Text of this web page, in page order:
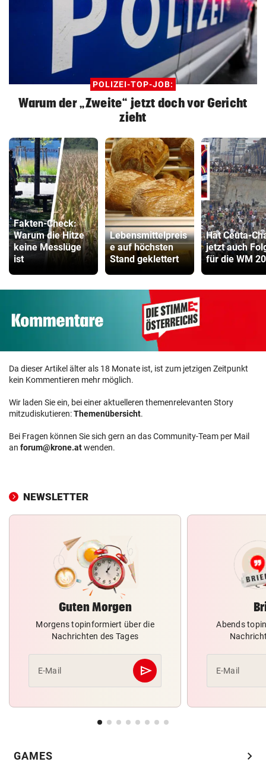
POLIZEI-TOP-JOB:
Warum der „Zweite“ jetzt doch vor Gericht
zieht
Fakten-Check:
Warum die Hitze
keine Messlüge
ist
Lebensmittelpreis
e auf höchsten
Stand geklettert
Hat Ceuta-
jetzt auch
für die WM
Da dieser Artikel älter als 18 Monate ist, ist zum jetzigen Zeitpunkt
kein Kommentieren mehr möglich.
Wir laden Sie ein, bei einer aktuelleren themenrelevanten Story
mitzudiskutieren:Themenübersicht.
Bei Fragen können Sie sich gern an das Community-Team per Mail
an forum@krone.atwenden.
NEWSLETTER
Guten Morgen
Morgens topinformiert über die
Nachrichten des Tages
E-Mail send
Abschicken
Abends
E-Mail
GAMES chevron_right